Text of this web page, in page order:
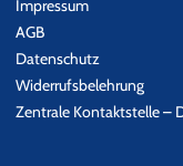
Impressum
AGB
Datenschutz
Widerrufsbelehrung
Zentrale Kontaktstelle –